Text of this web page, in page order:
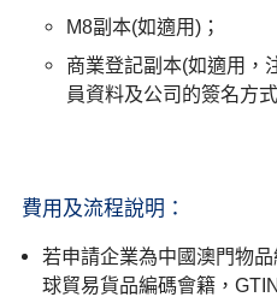
M8副本(如適用)；
商業登記副本(如適用，
員資料及公司的簽名方式
費用及流程說明：
若申請企業為中國澳門物
球貿易貨品編碼會籍，